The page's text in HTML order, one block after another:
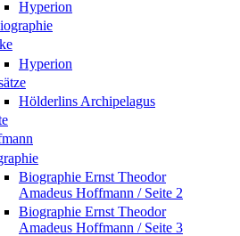
Hyperion
Hyperion
Hölderlins Archipelagus
Biographie Ernst Theodor
Amadeus Hoffmann / Seite 2
Biographie Ernst Theodor
Amadeus Hoffmann / Seite 3